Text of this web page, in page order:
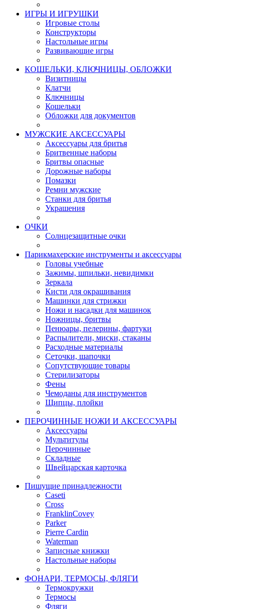
ИГРЫ И ИГРУШКИ
Игровые столы
Конструкторы
Настольные игры
Развивающие игры
КОШЕЛЬКИ, КЛЮЧНИЦЫ, ОБЛОЖКИ
Визитницы
Клатчи
Ключницы
Кошельки
Обложки для документов
МУЖСКИЕ АКСЕССУАРЫ
Аксессуары для бритья
Бритвенные наборы
Бритвы опасные
Дорожные наборы
Помазки
Ремни мужские
Станки для бритья
Украшения
ОЧКИ
Солнцезащитные очки
Парикмахерские инструменты и аксессуары
Головы учебные
Зажимы, шпильки, невидимки
Зеркала
Кисти для окрашивания
Машинки для стрижки
Ножи и насадки для машинок
Ножницы, бритвы
Пенюары, пелерины, фартуки
Распылители, миски, стаканы
Расходные материалы
Сеточки, шапочки
Сопутствующие товары
Стерилизаторы
Фены
Чемоданы для инструментов
Щипцы, плойки
ПЕРОЧИННЫЕ НОЖИ И АКСЕССУАРЫ
Аксессуары
Мультитулы
Перочинные
Складные
Швейцарская карточка
Пишущие принадлежности
Caseti
Cross
FranklinCovey
Parker
Pierre Cardin
Waterman
Записные книжки
Настольные наборы
ФОНАРИ, ТЕРМОСЫ, ФЛЯГИ
Термокружки
Термосы
Фляги